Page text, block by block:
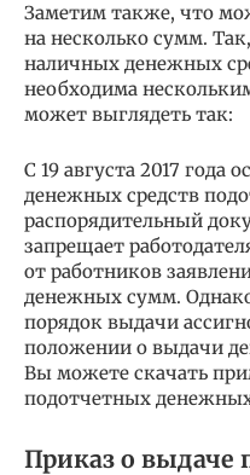
Заметим также, что
на несколько сумм.
наличных денежных
необходима
может выглядеть так:
С 19 августа 2017 года
денежных средств
распорядительный
запрещает
от работников
денежных сумм.
порядок выдачи
положении о выдачи
Вы можете скачать
подотчетных денежных
Приказ о выдаче